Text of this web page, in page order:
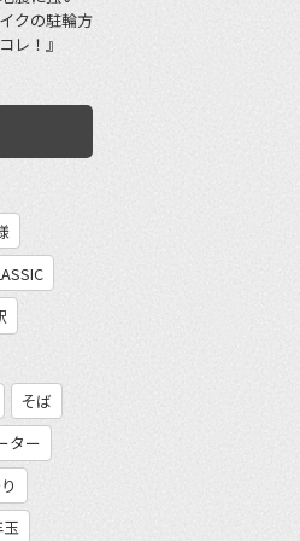
イクの駐輪方
レ！』
そば
ター
玉